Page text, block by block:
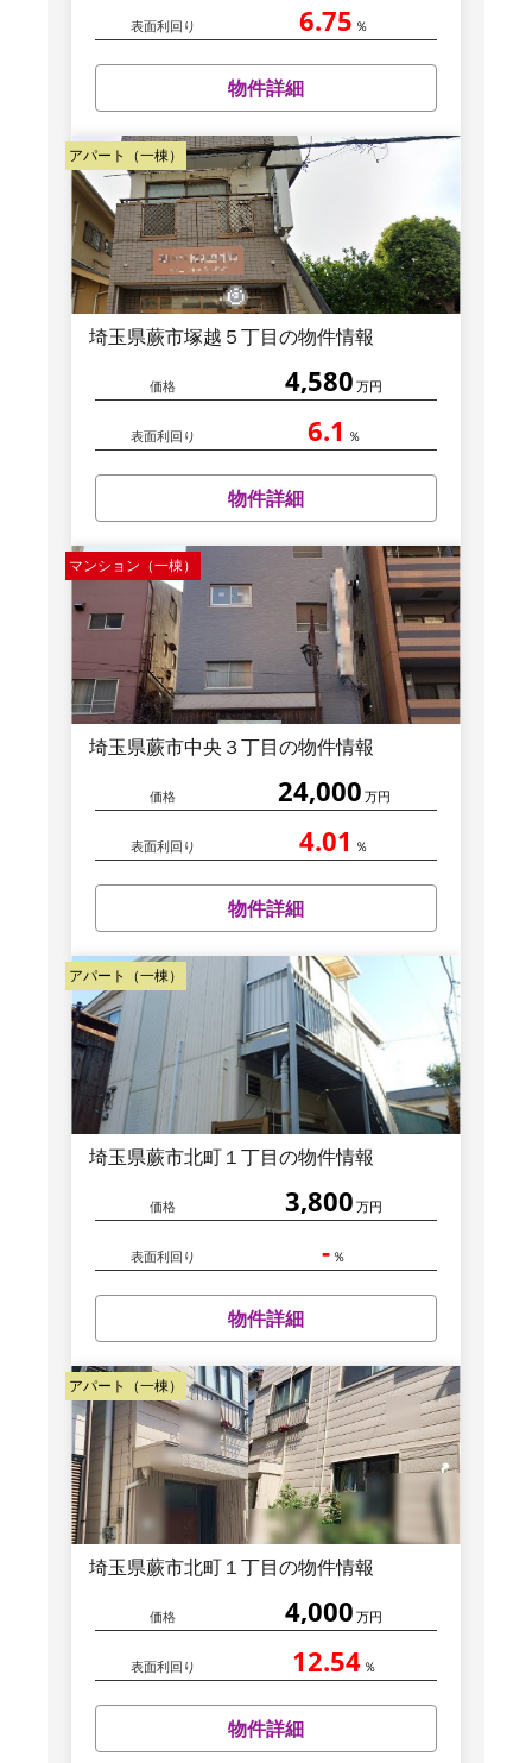
表面利回り 6.75 ％
物件詳細
アパート（一棟）
埼玉県蕨市塚越５丁目の物件情報
価格 4,580 万円
表面利回り 6.1 ％
物件詳細
マンション（一棟）
埼玉県蕨市中央３丁目の物件情報
価格 24,000 万円
表面利回り 4.01 ％
物件詳細
アパート（一棟）
埼玉県蕨市北町１丁目の物件情報
価格 3,800 万円
表面利回り - ％
物件詳細
アパート（一棟）
埼玉県蕨市北町１丁目の物件情報
価格 4,000 万円
表面利回り 12.54 ％
物件詳細